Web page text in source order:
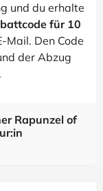
und du erhalte
für 10
Mail. Den Code
der Abzug
Rapunzel of